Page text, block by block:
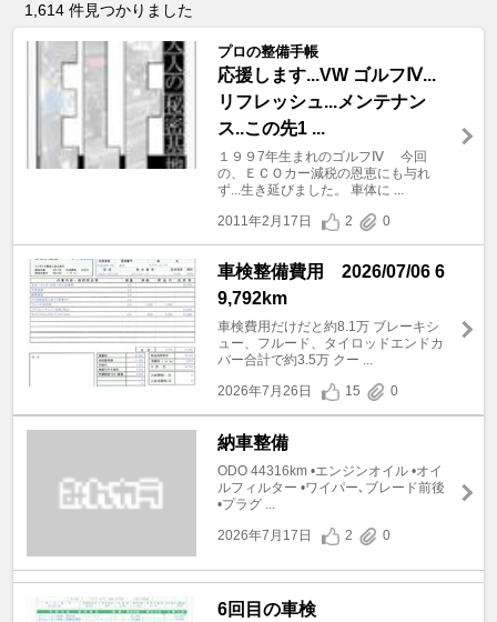
1,614 件見つかりました
プロの整備手帳
応援します...VW ゴルフⅣ...
リフレッシュ...メンテナン
ス..この先1 ...
１９９7年生まれのゴルフⅣ 今回
の、ＥＣＯカー減税の恩恵にも与れ
ず...生き延びました。 車体に ...
2011年2月17日
2 0
車検整備費用 2026/07/06 6
9,792km
車検費用だけだと約8.1万 ブレーキシ
ュー、フルード、タイロッドエンドカ
バー合計で約3.5万 クー ...
2026年7月26日
15 0
納車整備
ODO 44316km •エンジンオイル •オイ
ルフィルター •ワイパー､ブレード前後
•プラグ ...
2026年7月17日
2 0
6回目の車検